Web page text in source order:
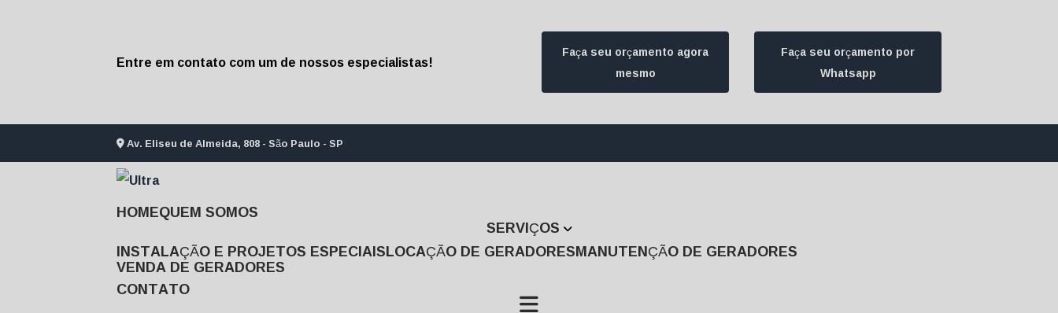
Entre em contato com um de nossos especialistas!
Faça seu orçamento agora
mesmo
Faça seu orçamento por
Whatsapp
Av. Eliseu de Almeida, 808 - São Paulo - SP
HOME QUEM SOMOS
SERVIÇOS
INSTALAÇÃO E PROJETOS ESPECIAIS LOCAÇÃO DE GERADORES MANUTENÇÃO DE GERADORES
VENDA DE GERADORES
CONTATO